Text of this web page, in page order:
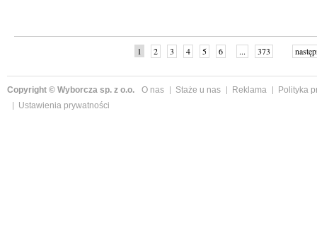
1 2 3 4 5 6 ... 373
Copyright © Wyborcza sp. z o.o. O nas Staże u nas Reklama
Polityka
Ustawienia prywatności